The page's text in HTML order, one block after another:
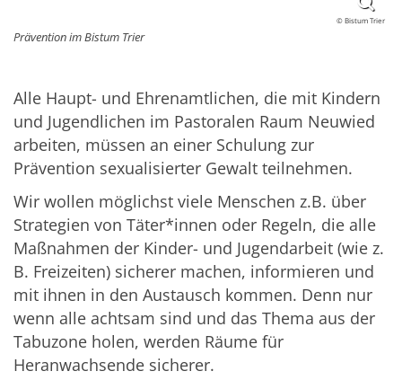
© Bistum Trier
Prävention im Bistum Trier
Alle Haupt- und Ehrenamtlichen, die mit Kindern
und Jugendlichen im Pastoralen Raum Neuwied
arbeiten, müssen an einer Schulung zur
Prävention sexualisierter Gewalt teilnehmen.
Wir wollen möglichst viele Menschen z.B. über
Strategien von Täter*innen oder Regeln, die alle
Maßnahmen der Kinder- und Jugendarbeit (wie z.
B. Freizeiten) sicherer machen, informieren und
mit ihnen in den Austausch kommen. Denn nur
wenn alle achtsam sind und das Thema aus der
Tabuzone holen, werden Räume für
Heranwachsende sicherer.